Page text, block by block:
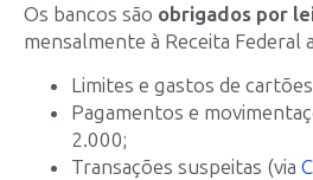
Os bancos são obrigados por
mensalmente à Receita Federal
Limites e gastos de
Pagamentos e
2.000;
Transações suspeitas (via